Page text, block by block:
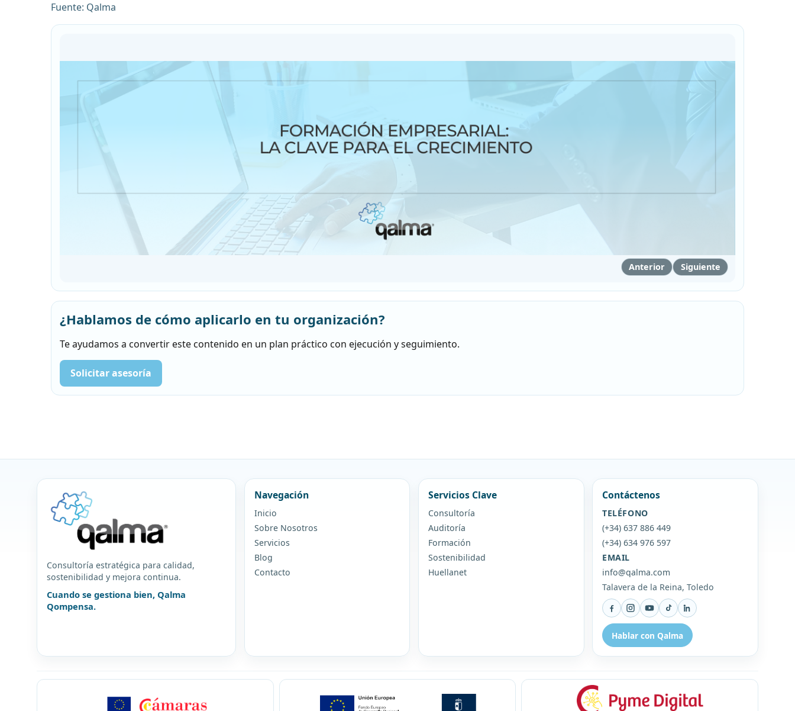
Fuente: Qalma
Anterior Siguiente
¿Hablamos de cómo aplicarlo en tu organización?
Te ayudamos a convertir este contenido en un plan práctico con ejecución y seguimiento.
Solicitar asesoría
Consultoría estratégica para calidad,
sostenibilidad y mejora continua.
Cuando se gestiona bien, Qalma
Qompensa.
Navegación
Inicio
Sobre Nosotros
Servicios
Blog
Contacto
Servicios Clave
Consultoría
Auditoría
Formación
Sostenibilidad
Huellanet
Contáctenos
TELÉFONO
(+34) 637 886 449
(+34) 634 976 597
EMAIL
info@qalma.com
Talavera de la Reina, Toledo
Facebook
Instagram
YouTube
TikTokLinkedIn
Hablar con Qalma